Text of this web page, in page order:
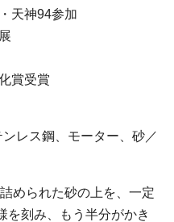
天神94参加
賞受賞
ンレス鋼、モーター、砂／
められた砂の上を、一定
を刻み、もう半分がかき